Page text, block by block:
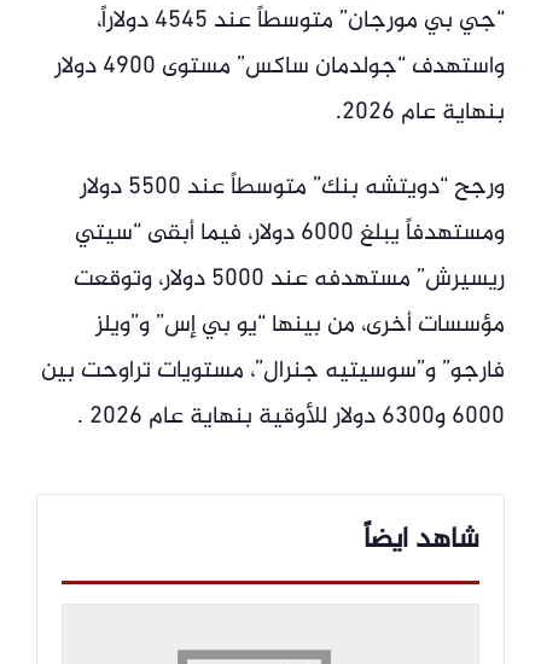
“جي بي مورجان” متوسطاً عند 4545 دولاراً،
واستهدف “جولدمان ساكس” مستوى 4900 دولار
بنهاية عام 2026.
ورجح “دويتشه بنك” متوسطاً عند 5500 دولار
ومستهدفاً يبلغ 6000 دولار، فيما أبقى “سيتي
ريسيرش” مستهدفه عند 5000 دولار، وتوقعت
مؤسسات أخرى، من بينها “يو بي إس” و”ويلز
فارجو” و”سوسيتيه جنرال”، مستويات تراوحت بين
6000 و6300 دولار للأوقية بنهاية عام 2026 .
شاهد ايضاً